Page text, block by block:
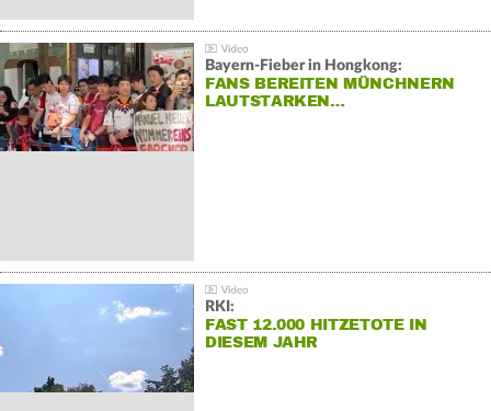
Bayern-Fieber in Hongkong:
FANS BEREITEN MÜNCHNERN
LAUTSTARKEN…
RKI:
FAST 12.000 HITZETOTE IN
DIESEM JAHR